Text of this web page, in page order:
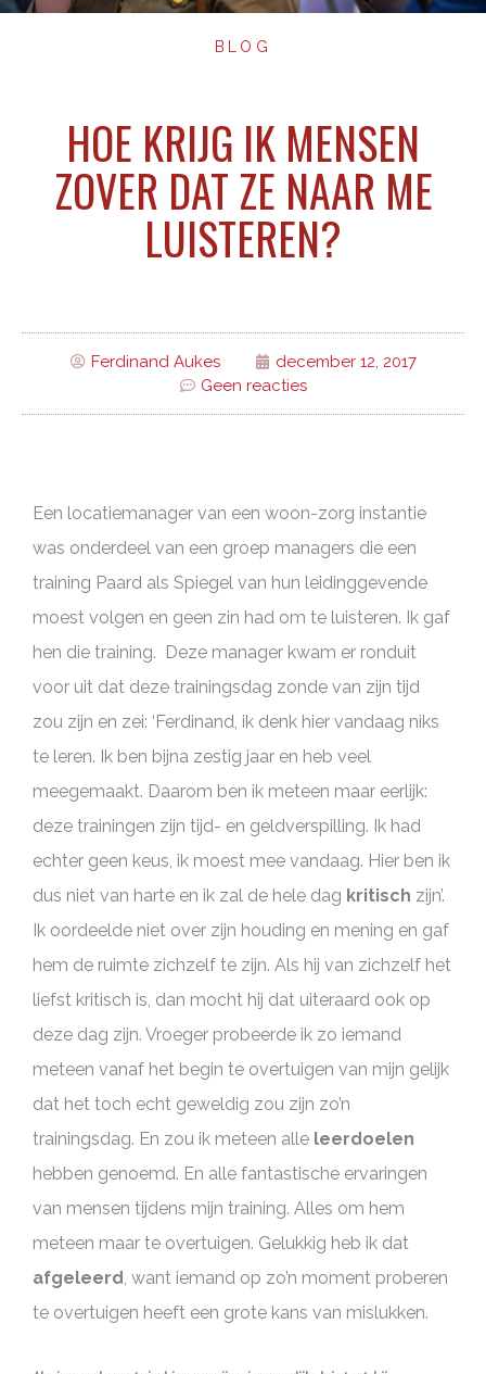
BLOG
HOE KRIJG IK MENSEN
ZOVER DAT ZE NAAR ME
LUISTEREN?
Ferdinand Aukes
december 12, 2017
Geen reacties
Een locatiemanager van een woon-zorg instantie
was onderdeel van een groep managers die een
training Paard als Spiegel van hun leidinggevende
moest volgen en geen zin had om te luisteren. Ik gaf
hen die training. Deze manager kwam er ronduit
voor uit dat deze trainingsdag zonde van zijn tijd
zou zijn en zei: ‘Ferdinand, ik denk hier vandaag niks
te leren. Ik ben bijna zestig jaar en heb veel
meegemaakt. Daarom ben ik meteen maar eerlijk:
deze trainingen zijn tijd- en geldverspilling. Ik had
echter geen keus, ik moest mee vandaag. Hier ben ik
dus niet van harte en ik zal de hele dag kritisch zijn’.
Ik oordeelde niet over zijn houding en mening en gaf
hem de ruimte zichzelf te zijn. Als hij van zichzelf het
liefst kritisch is, dan mocht hij dat uiteraard ook op
deze dag zijn. Vroeger probeerde ik zo iemand
meteen vanaf het begin te overtuigen van mijn gelijk
dat het toch echt geweldig zou zijn zo’n
trainingsdag. En zou ik meteen alle leerdoelen
hebben genoemd. En alle fantastische ervaringen
van mensen tijdens mijn training. Alles om hem
meteen maar te overtuigen. Gelukkig heb ik dat
afgeleerd, want iemand op zo’n moment proberen
te overtuigen heeft een grote kans van mislukken.